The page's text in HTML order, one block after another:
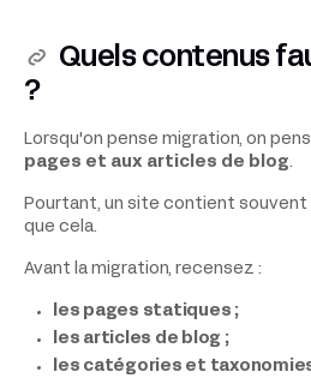
Quels contenus
?
Lorsqu'on pense migration, on
pages et aux articles de blog.
Pourtant, un site contient souvent
que cela.
Avant la migration, recensez :
les pages statiques ;
les articles de blog ;
les catégories et